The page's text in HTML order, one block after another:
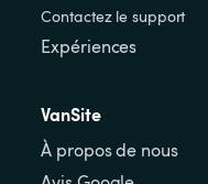
Contactez le support
Expériences
VanSite
À propos de nous